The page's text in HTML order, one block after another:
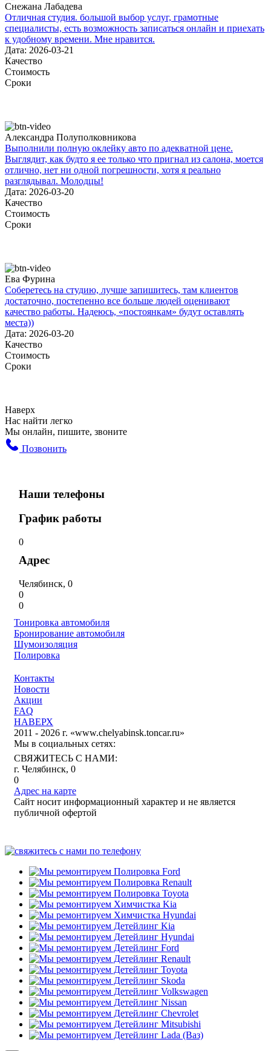
Снежана Лабадева
Отличная студия. большой выбор услуг, грамотные
специалисты, есть возможность записаться онлайн и приехать
к удобному времени. Мне нравится.
Дата: 2026-03-21
Качество
Стоимость
Сроки
Александра Полуполковникова
Выполнили полную оклейку авто по адекватной цене.
Выглядит, как будто я ее только что пригнал из салона, моется
отлично, нет ни одной погрешности, хотя я реально
разглядывал. Молодцы!
Дата: 2026-03-20
Качество
Стоимость
Сроки
Ева Фурина
Соберетесь на студию, лучше запишитесь, там клиентов
достаточно, постепенно все больше людей оценивают
качество работы. Надеюсь, «постоянкам» будут оставлять
места))
Дата: 2026-03-20
Качество
Стоимость
Сроки
Наверх
Нас найти легко
Мы онлайн, пишите, звоните
Позвонить
Наши телефоны
График работы
0
Адрес
Челябинск, 0
0
0
Контакты
Новости
Акции
FAQ
НАВЕРХ
2011 - 2026 г. «www.chelyabinsk.toncar.ru»
Тонировка автомобиля
Бронирование автомобиля
Шумоизоляция
Полировка
Мы в социальных сетях:
СВЯЖИТЕСЬ С НАМИ:
г. Челябинск, 0
0
Адрес на карте
Сайт носит информационный характер и не является
публичной офертой